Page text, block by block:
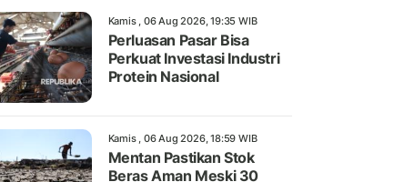
Kamis , 06 Aug 2026, 19:35 WIB
Perluasan Pasar Bisa
Perkuat Investasi Industri
Protein Nasional
Kamis , 06 Aug 2026, 18:59 WIB
Mentan Pastikan Stok
Beras Aman Meski 30